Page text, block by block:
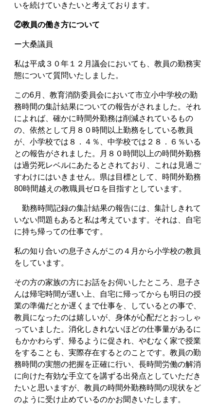
いを続けていきたいと考えております。
②教員の働き方について
ー大桑議員
私は平成３０年１２月議会においても、教員の勤務実
態について質問いたしました。
この6月、教育消防委員会において市立小中学校の勤
務時間の集計結果についての報告がされました。それ
によれば、確かに時間外勤務は削減されているもの
の、依然として月８０時間以上勤務をしている教員
が、小学校では８．４％、中学校では２８．６％いる
との報告がされました。月８０時間以上の時間外勤務
は過労死レベルにあたるとされており、これは見過ご
すわけにはいきません。県は目標として、時間外勤務
80時間越えの教職員ゼロを目指すとしています。
勤務時間記録の集計結果の報告には、集計しきれて
いない問題もあると私は考えています。それは、自宅
に持ち帰っての仕事です。
私の知り合いの息子さんがこの４月から小学校の教員
をしています。
その方の家族の方にお話をお伺いしたところ、息子さ
んは帰宅時間が遅い上、自宅に帰ってからも明日の授
業の準備だとか遅くまで仕事を、しているとの事で、
教員になったのは嬉しいが、身体が心配だとおっしゃ
っていました。消化しきれないほどの仕事量があるに
もかかわらず、帰るように促され、やむなく家で授業
をすることも、実際存在するとのことです。教員の勤
務時間の実態の把握を正確に行い、長時間労働の解消
に向けた有効な手立てを講ずる出発点としていただき
たいと思いますが、教員の時間外勤務時間の現状をど
のように受け止めているのかお聞きいたします。